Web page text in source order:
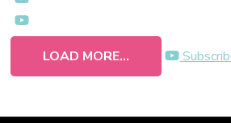
LOAD MORE...